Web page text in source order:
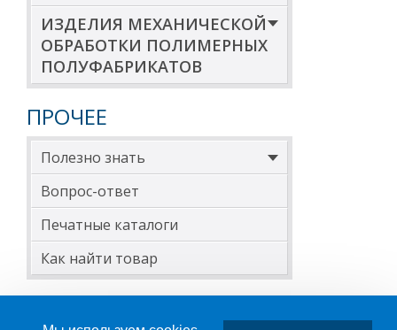
ИЗДЕЛИЯ МЕХАНИЧЕСКОЙ
ОБРАБОТКИ ПОЛИМЕРНЫХ
ПОЛУФАБРИКАТОВ
ПРОЧЕЕ
Полезно знать
Вопрос-ответ
Печатные каталоги
Как найти товар